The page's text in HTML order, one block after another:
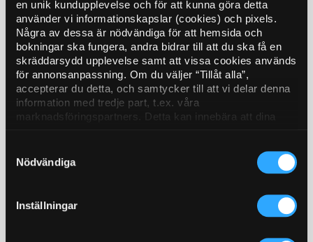
en unik kundupplevelse och för att kunna göra detta
använder vi informationskapslar (cookies) och pixels.
Några av dessa är nödvändiga för att hemsida och
bokningar ska fungera, andra bidrar till att du ska få en
skräddarsydd upplevelse samt att vissa cookies används
för annonsanpassning. Om du väljer “Tillåt alla”,
accepterar du detta, och samtycker till att vi delar denna
information med tredje part, t.ex. våra
marknadsföringspartners. Detta kan innebära att dina
att få personanpassat innehåll. Välj “Visa detaljer” för att
få mer information och för att administrera dina alternativ.
information i vår
Nödvändiga
Inställningar
Enjoy a spa afternoon and shrimp
sandwich, all with sweeping views of
Gothenburg.
Tags Spa packages Spa
Read more